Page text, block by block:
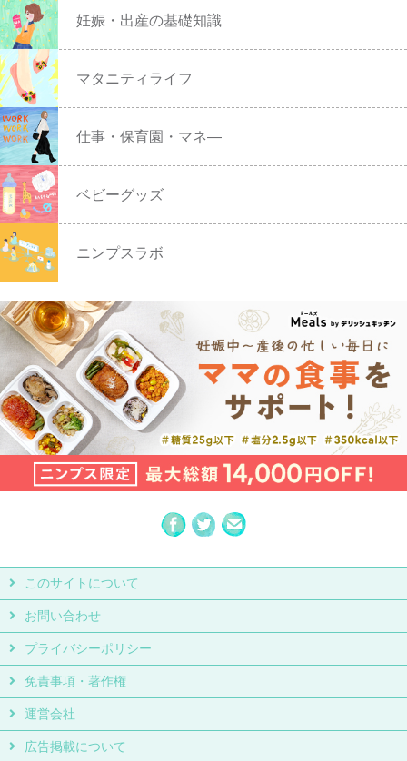
妊娠・出産の基礎知識
マタニティライフ
仕事・保育園・マネ―
ベビーグッズ
ニンプスラボ
このサイトについて
お問い合わせ
プライバシーポリシー
免責事項・著作権
運営会社
広告掲載について